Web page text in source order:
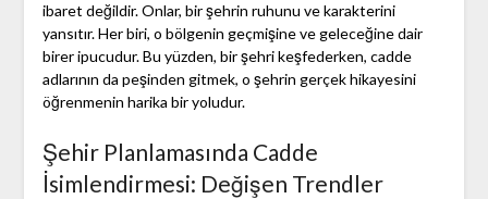
ibaret değildir. Onlar, bir şehrin ruhunu ve karakterini
yansıtır. Her biri, o bölgenin geçmişine ve geleceğine dair
birer ipucudur. Bu yüzden, bir şehri keşfederken, cadde
adlarının da peşinden gitmek, o şehrin gerçek hikayesini
öğrenmenin harika bir yoludur.
Şehir Planlamasında Cadde
İsimlendirmesi: Değişen Trendler